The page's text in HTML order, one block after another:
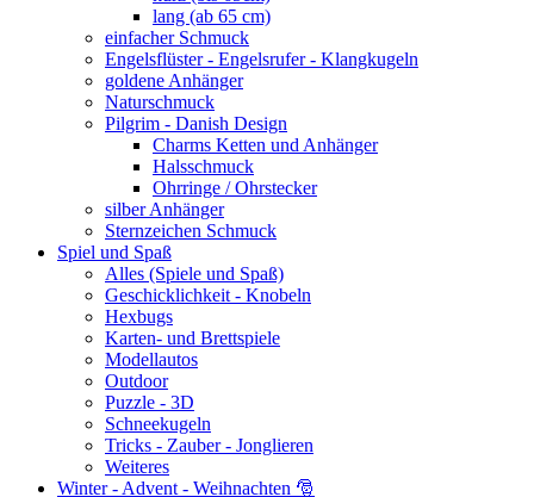
lang (ab 65 cm)
einfacher Schmuck
Engelsflüster - Engelsrufer - Klangkugeln
goldene Anhänger
Naturschmuck
Pilgrim - Danish Design
Charms Ketten und Anhänger
Halsschmuck
Ohrringe / Ohrstecker
silber Anhänger
Sternzeichen Schmuck
Spiel und Spaß
Alles (Spiele und Spaß)
Geschicklichkeit - Knobeln
Hexbugs
Karten- und Brettspiele
Modellautos
Outdoor
Puzzle - 3D
Schneekugeln
Tricks - Zauber - Jonglieren
Weiteres
Winter - Advent - Weihnachten 🎅